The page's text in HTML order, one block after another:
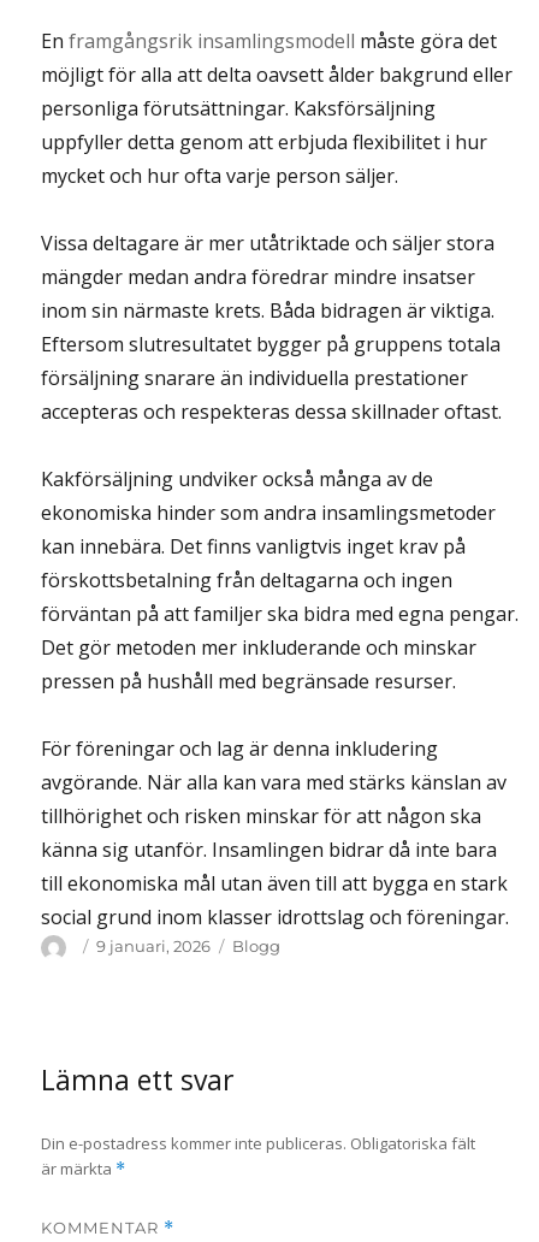
En framgångsrik insamlingsmodell måste göra det
möjligt för alla att delta oavsett ålder bakgrund eller
personliga förutsättningar. Kaksförsäljning
uppfyller detta genom att erbjuda flexibilitet i hur
mycket och hur ofta varje person säljer.
Vissa deltagare är mer utåtriktade och säljer stora
mängder medan andra föredrar mindre insatser
inom sin närmaste krets. Båda bidragen är viktiga.
Eftersom slutresultatet bygger på gruppens totala
försäljning snarare än individuella prestationer
accepteras och respekteras dessa skillnader oftast.
Kakförsäljning undviker också många av de
ekonomiska hinder som andra insamlingsmetoder
kan innebära. Det finns vanligtvis inget krav på
förskottsbetalning från deltagarna och ingen
förväntan på att familjer ska bidra med egna pengar.
Det gör metoden mer inkluderande och minskar
pressen på hushåll med begränsade resurser.
För föreningar och lag är denna inkludering
avgörande. När alla kan vara med stärks känslan av
tillhörighet och risken minskar för att någon ska
känna sig utanför. Insamlingen bidrar då inte bara
till ekonomiska mål utan även till att bygga en stark
social grund inom klasser idrottslag och föreningar.
Författare
Publicerat
9 januari, 2026 Kategorier
Blogg
Lämna ett svar
Din e-postadress kommer inte publiceras. Obligatoriska fält
är märkta *
KOMMENTAR *